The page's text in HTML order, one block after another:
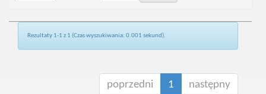
Rezultaty 1-1 z 1 (Czas wyszukiwania: 0.001 sekund).
poprzedni 1 następny